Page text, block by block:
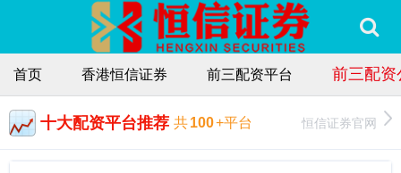
首页 香港恒信证券 前三配资平台 前三配资
十大配资平台推荐 共100+平台 恒信证券官网